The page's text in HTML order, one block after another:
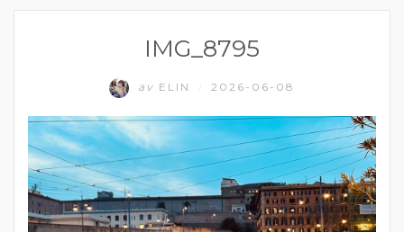
IMG_8795
av ELIN 2026-06-08